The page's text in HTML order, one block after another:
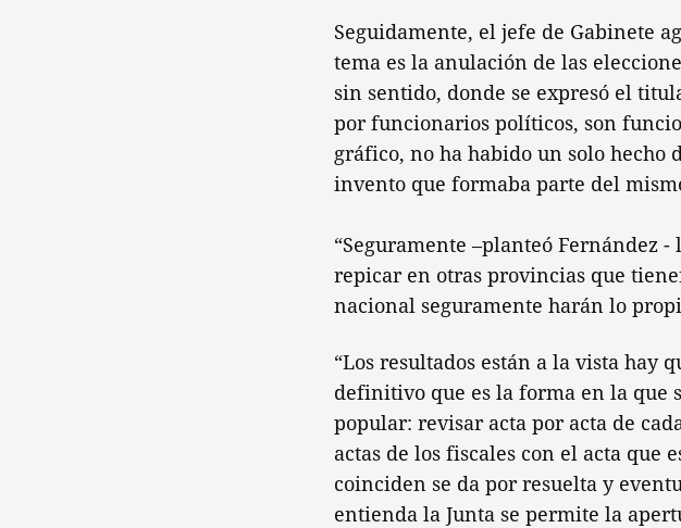
Seguidamente, el jefe de Gabinete
tema es la anulación de las
sin sentido, donde se expresó el
por funcionarios políticos, son
gráfico, no ha habido un solo hecho
invento que formaba parte del
“Seguramente –planteó Fernández
repicar en otras provincias que
nacional seguramente harán lo
“Los resultados están a la vista hay
definitivo que es la forma en la que
popular: revisar acta por acta de
actas de los fiscales con el acta que
coinciden se da por resuelta y
entienda la Junta se permite la